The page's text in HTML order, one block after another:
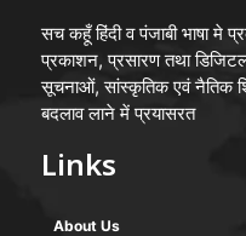
सच कहूँ हिंदी व पंजाबी भाषा मे
प्रकाशन, प्रसारण तथा
सूचनाओं, सांस्कृतिक एवं नैतिक
बदलाव लाने में प्रयासरत
Links
About Us